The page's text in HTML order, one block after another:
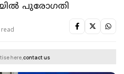
പുരോഗതി
here,contact us